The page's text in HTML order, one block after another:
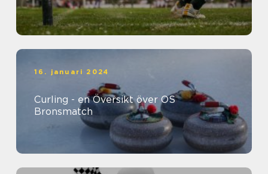
16. januari 2024
Curling - en Översikt över OS
Bronsmatch